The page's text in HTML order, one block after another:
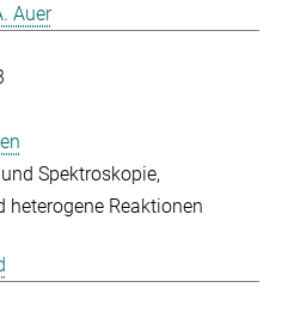
Auer
Spektroskopie
Reaktionen